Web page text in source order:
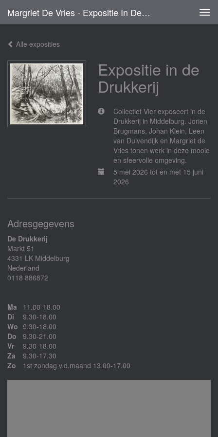
Margriet De Vries - Expositie In De Drukkerij
Alle exposities
Expositie in de
Drukkerij
Collectief Vier exposeert in de
Drukkerij in Middelburg. Jorien
Brugmans, Johan Klein, Leen
van Duivendijk en Margriet de
Vries tonen werk in deze mooie
en sfeervolle omgeving.
5 mei 2026 tot en met 15 juni
2026
Adresgegevens
De Drukkerij
Markt 51
4331 LK Middelburg
Nederland
0118 886872
Ma
11.00-18.00
Di
9.30-18.00
Wo 9.30-18.00
Do
9.30-21.00
Vr
9.30-18.00
Za
9.30-17.30
Zo
1st zondag v.d.maand 13.00-17.00